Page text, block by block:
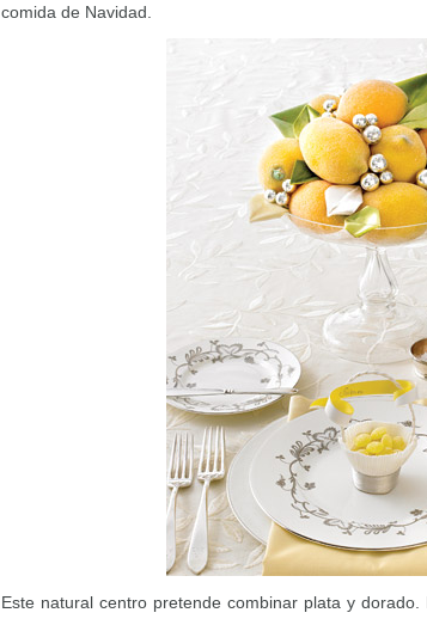
comida de Navidad.
Este natural centro pretende combinar plata y